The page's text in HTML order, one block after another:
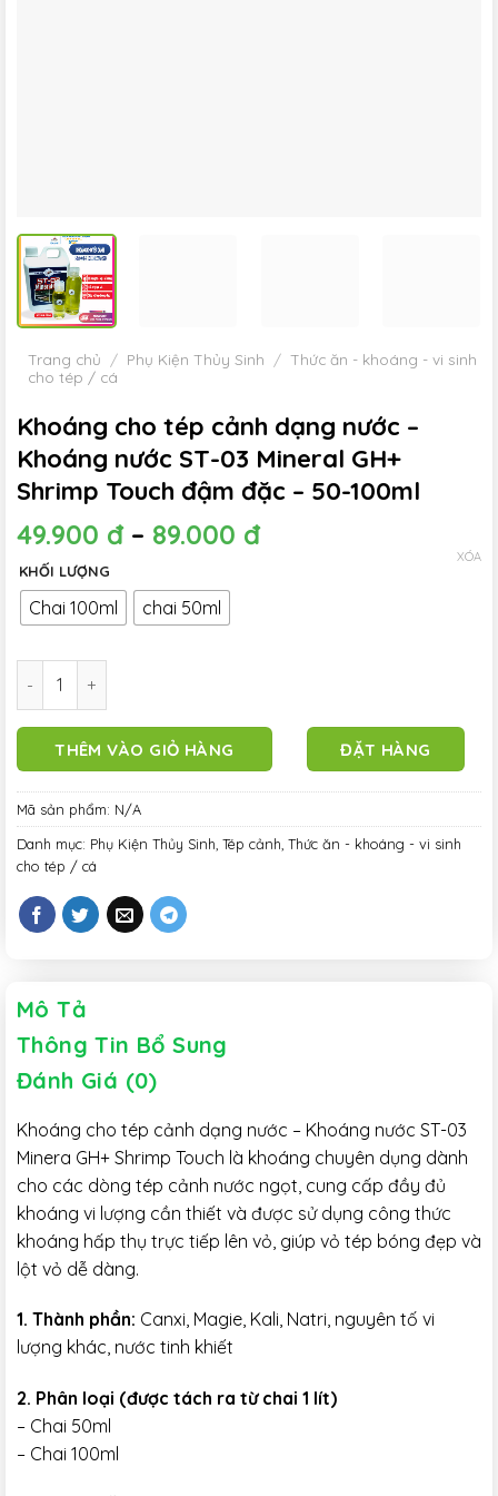
Trang chủ / Phụ Kiện Thủy Sinh / Thức ăn - khoáng - vi sinh
cho tép / cá
Khoáng cho tép cảnh dạng nước –
Khoáng nước ST-03 Mineral GH+
Shrimp Touch đậm đặc – 50-100ml
49.900 đ– 89.000 đ
KHỐI LƯỢNG
Chai 100ml chai 50ml
XÓA
THÊM VÀO GIỎ HÀNG ĐẶT HÀNG
Mã sản phẩm: N/A
Danh mục: Phụ Kiện Thủy Sinh Tép cảnh Thức ăn - khoáng - vi sinh
cho tép / cá
Mô Tả
Thông Tin Bổ Sung
Đánh Giá (0)
Khoáng cho tép cảnh dạng nước – Khoáng nước ST-03
Minera GH+ Shrimp Touch là khoáng chuyên dụng dành
cho các dòng tép cảnh nước ngọt, cung cấp đầy đủ
khoáng vi lượng cần thiết và được sử dụng công thức
khoáng hấp thụ trực tiếp lên vỏ, giúp vỏ tép bóng đẹp và
lột vỏ dễ dàng.
1. Thành phần: Canxi, Magie, Kali, Natri, nguyên tố vi
lượng khác, nước tinh khiết
2. Phân loại (được tách ra từ chai 1 lít)
– Chai 50ml
– Chai 100ml